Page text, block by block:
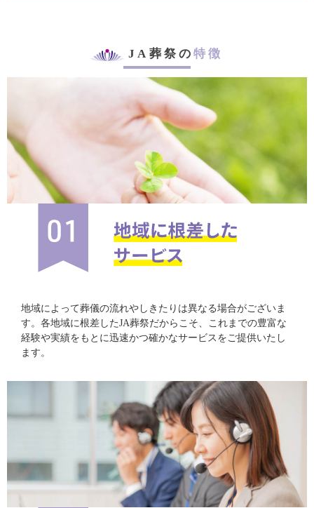
JA葬祭の特徴
地域によって葬儀の流れやしきたりは異なる場合がございま
す。各地域に根差したJA葬祭だからこそ、これまでの豊富な
経験や実績をもとに迅速かつ確かなサービスをご提供いたし
ます。